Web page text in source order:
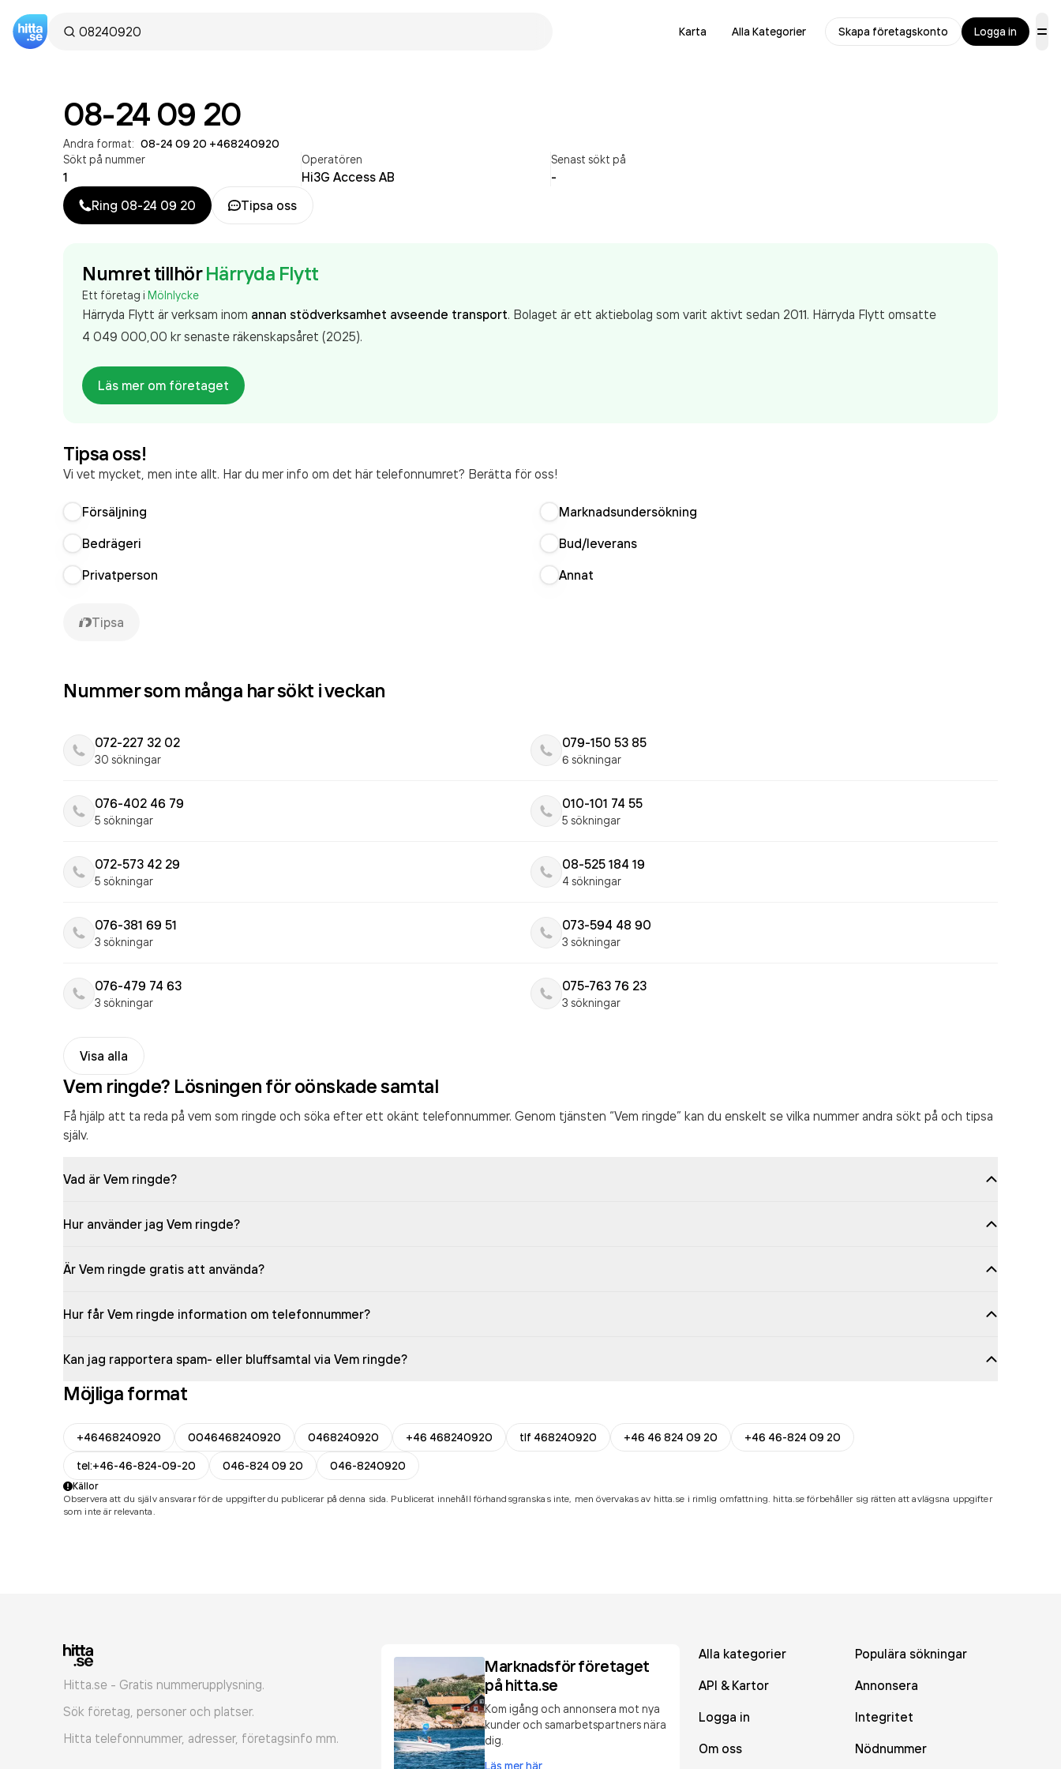
Karta Alla Kategorier Skapa företagskonto Logga in
08-24 09 20
Andra format: 08-24 09 20 +468240920
Sökt på nummer
1
Operatören
Hi3G Access AB
Senast sökt på
-
Ring 08-24 09 20 Tipsa oss
Numret tillhör Härryda Flytt
Ett företag i Mölnlycke
Härryda Flytt är verksam inom annan stödverksamhet avseende transport. Bolaget är ett aktiebolag som varit aktivt sedan 2011. Härryda Flytt omsatte
4 049 000,00 krsenaste räkenskapsåret (2025).
Läs mer om företaget
Tipsa oss!
Vi vet mycket, men inte allt. Har du mer info om det här telefonnumret? Berätta för oss!
Försäljning
Marknadsundersökning
Bedrägeri
Bud/leverans
Privatperson
Annat
Tipsa
Nummer som många har sökt i veckan
072-227 32 02
30 sökningar
079-150 53 85
6 sökningar
076-402 46 79
5 sökningar
010-101 74 55
5 sökningar
072-573 42 29
5 sökningar
08-525 184 19
4 sökningar
076-381 69 51
3 sökningar
073-594 48 90
3 sökningar
076-479 74 63
3 sökningar
075-763 76 23
3 sökningar
Visa alla
Vem ringde? Lösningen för oönskade samtal
Få hjälp att ta reda på vem som ringde och söka efter ett okänt telefonnummer. Genom tjänsten “Vem ringde” kan du enskelt se vilka nummer andra sökt på och tipsa
själv.
Vad är Vem ringde?
Hur använder jag Vem ringde?
Är Vem ringde gratis att använda?
Hur får Vem ringde information om telefonnummer?
Kan jag rapportera spam- eller bluffsamtal via Vem ringde?
Möjliga format
+46468240920 0046468240920 0468240920 +46 468240920 tlf 468240920 +46 46 824 09 20
+46 46-824 09 20
tel:+46-46-824-09-20
046-824 09 20 046-8240920
Källor
Observera att du själv ansvarar för de uppgifter du publicerar på denna sida. Publicerat innehåll förhandsgranskas inte, men övervakas av hitta.se i rimlig omfattning. hitta.se förbehåller sig rätten att avlägsna uppgifter
som inte är relevanta.
Hitta.se - Gratis nummerupplysning.
Sök företag, personer och platser.
Hitta telefonnummer, adresser, företagsinfo mm.
Marknadsför företaget
på hitta.se
Kom igång och annonsera mot nya
kunder och samarbetspartners nära
dig.
Läs mer här
Alla kategorier
Populära sökningar
API & Kartor
Annonsera
Logga in
Integritet
Om oss
Nödnummer